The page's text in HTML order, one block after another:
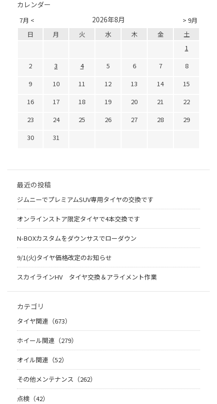
カレンダー
7月 < > 9月
2026年8月
日 月 火 水 木 金
土
1
2
3 4 5 6 7
8
9
10 11 12 13 14
15
16
17 18 19 20 21
22
23
24 25 26 27 28
29
30
31
最近の投稿
ジムニーでプレミアムSUV専用タイヤの交換です
オンラインストア限定タイヤで4本交換です
N-BOXカスタムをダウンサスでローダウン
9/1(火)タイヤ価格改定のお知らせ
スカイラインHV タイヤ交換＆アライメント作業
カテゴリ
タイヤ関連（673）
ホイール関連（279）
オイル関連（52）
その他メンテナンス（262）
点検（42）